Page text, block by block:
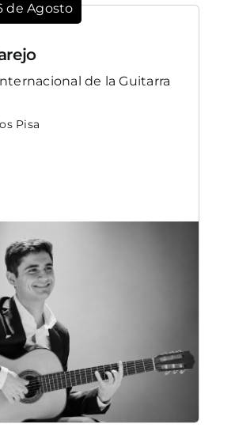
de Agosto
de la Guitarra
Pisa